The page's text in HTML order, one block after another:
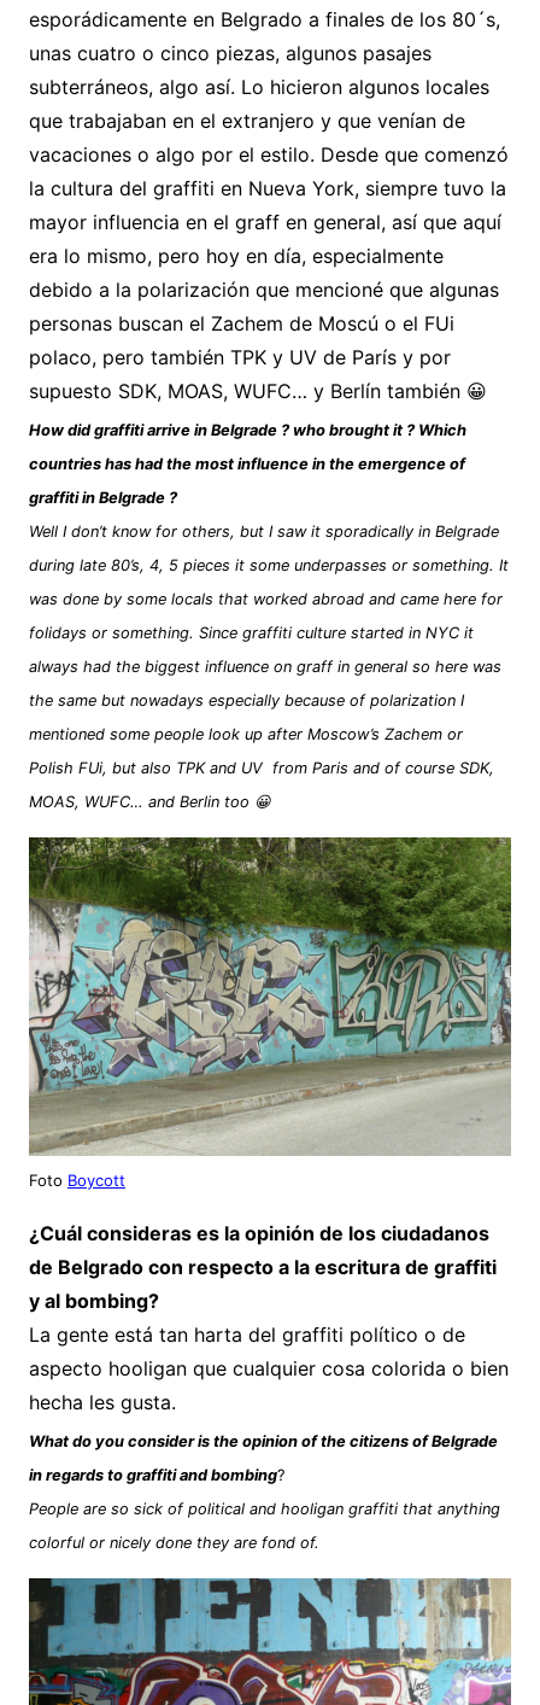
esporádicamente en Belgrado a finales de los 80´s,
unas cuatro o cinco piezas, algunos pasajes
subterráneos, algo así. Lo hicieron algunos locales
que trabajaban en el extranjero y que venían de
vacaciones o algo por el estilo. Desde que comenzó
la cultura del graffiti en Nueva York, siempre tuvo la
mayor influencia en el graff en general, así que aquí
era lo mismo, pero hoy en día, especialmente
debido a la polarización que mencioné que algunas
personas buscan el Zachem de Moscú o el FUi
polaco, pero también TPK y UV de París y por
supuesto SDK, MOAS, WUFC… y Berlín también 😀
How did graffiti arrive in Belgrade ? who brought it ? Which
countries has had the most influence in the emergence of
graffiti in Belgrade ?
Well I don’t know for others, but I saw it sporadically in Belgrade
during late 80’s, 4, 5 pieces it some underpasses or something. It
was done by some locals that worked abroad and came here for
folidays or something. Since graffiti culture started in NYC it
always had the biggest influence on graff in general so here was
the same but nowadays especially because of polarization I
mentioned some people look up after Moscow’s Zachem or
Polish FUi, but also TPK and UV from Paris and of course SDK,
MOAS, WUFC… and Berlin too 😀
Foto Boycott
¿Cuál consideras es la opinión de los ciudadanos
de Belgrado con respecto a la escritura de graffiti
y al bombing?
La gente está tan harta del graffiti político o de
aspecto hooligan que cualquier cosa colorida o bien
hecha les gusta.
What do you consider is the opinion of the citizens of Belgrade
in regards to graffiti and bombing?
People are so sick of political and hooligan graffiti that anything
colorful or nicely done they are fond of.